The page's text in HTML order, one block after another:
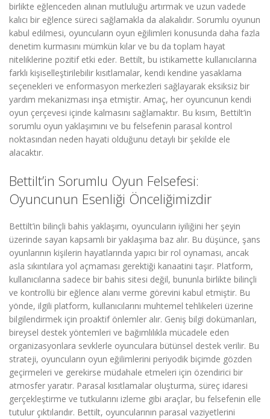
birlikte eğlenceden alınan mutluluğu artırmak ve uzun vadede
kalıcı bir eğlence süreci sağlamakla da alakalıdır. Sorumlu oyunun
kabul edilmesi, oyuncuların oyun eğilimleri konusunda daha fazla
denetim kurmasını mümkün kılar ve bu da toplam hayat
niteliklerine pozitif etki eder. Bettilt, bu istikamette kullanıcılarına
farklı kişiselleştirilebilir kısıtlamalar, kendi kendine yasaklama
seçenekleri ve enformasyon merkezleri sağlayarak eksiksiz bir
yardım mekanizması inşa etmiştir. Amaç, her oyuncunun kendi
oyun çerçevesi içinde kalmasını sağlamaktır. Bu kısım, Bettilt’in
sorumlu oyun yaklaşımını ve bu felsefenin parasal kontrol
noktasından neden hayati olduğunu detaylı bir şekilde ele
alacaktır.
Bettilt’in Sorumlu Oyun Felsefesi:
Oyuncunun Esenliği Önceliğimizdir
Bettilt’in bilinçli bahis yaklaşımı, oyuncuların iyiliğini her şeyin
üzerinde sayan kapsamlı bir yaklaşıma baz alır. Bu düşünce, şans
oyunlarının kişilerin hayatlarında yapıcı bir rol oynaması, ancak
asla sıkıntılara yol açmaması gerektiği kanaatini taşır. Platform,
kullanıcılarına sadece bir bahis sitesi değil, bununla birlikte bilinçli
ve kontrollü bir eğlence alanı verme görevini kabul etmiştir. Bu
yönde, ilgili platform, kullanıcılarını muhtemel tehlikeleri üzerine
bilgilendirmek için proaktif önlemler alır. Geniş bilgi dokümanları,
bireysel destek yöntemleri ve bağımlılıkla mücadele eden
organizasyonlara sevklerle oyunculara bütünsel destek verilir. Bu
strateji, oyuncuların oyun eğilimlerini periyodik biçimde gözden
geçirmeleri ve gerekirse müdahale etmeleri için özendirici bir
atmosfer yaratır. Parasal kısıtlamalar oluşturma, süreç idaresi
gerçekleştirme ve tutkularını izleme gibi araçlar, bu felsefenin elle
tutulur çıktılarıdır. Bettilt, oyuncularının parasal vaziyetlerini